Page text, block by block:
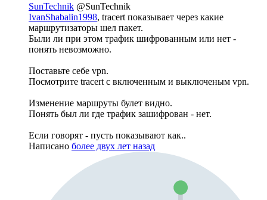
SunTechnik @SunTechnik
IvanShabalin1998, tracert показывает через какие
маршрутизаторы шел пакет.
Были ли при этом трафик шифрованным или нет -
понять невозможно.
Поставьте себе vpn.
Посмотрите tracert с включенным и выключеным vpn.
Изменение маршруты булет видно.
Понять был ли где трафик зашифрован - нет.
Если говорят - пусть показывают как..
Написано более двух лет назад